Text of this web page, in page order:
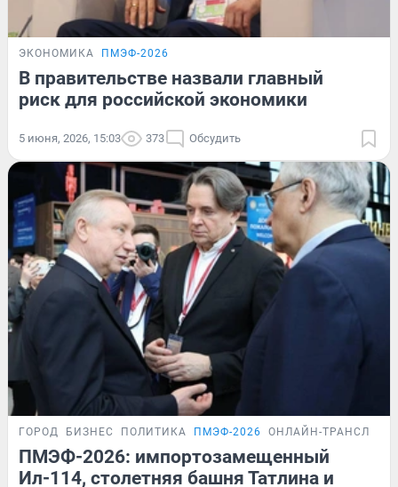
ЭКОНОМИКА ПМЭФ-2026
В правительстве назвали главный
риск для российской экономики
5 июня, 2026, 15:03 373 Обсудить
ГОРОД БИЗНЕС ПОЛИТИКА ПМЭФ-2026 ОНЛАЙН-
ПМЭФ-2026: импортозамещенный
Ил-114, столетняя башня Татлина и